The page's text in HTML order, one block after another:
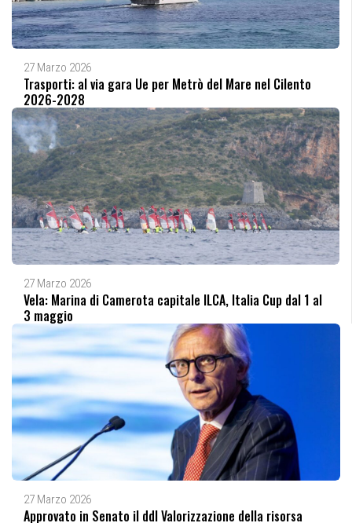
27 Marzo 2026
Trasporti: al via gara Ue per Metrò del Mare nel Cilento
2026-2028
27 Marzo 2026
Vela: Marina di Camerota capitale ILCA, Italia Cup dal 1 al
3 maggio
27 Marzo 2026
Approvato in Senato il ddl Valorizzazione della risorsa